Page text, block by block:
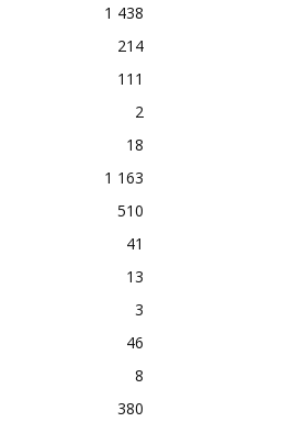
1 438
214
111
2
18
1 163
510
41
13
3
46
8
380